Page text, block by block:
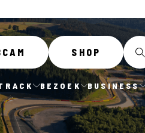
SHOP
BEZOEK BUSINESS